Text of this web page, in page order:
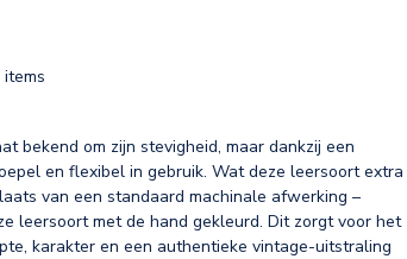
bekend om zijn stevigheid, maar dankzij een
en flexibel in gebruik. Wat deze leersoort extra
van een standaard machinale afwerking –
leersoort met de hand gekleurd. Dit zorgt voor het
karakter en een authentieke vintage-uitstraling